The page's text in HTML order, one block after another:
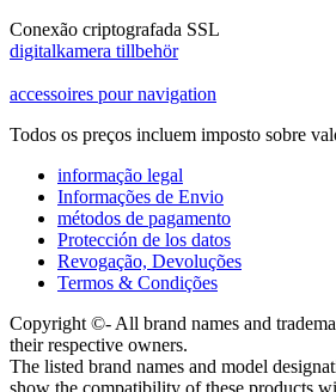
Conexão criptografada SSL
digitalkamera tillbehör
accessoires pour navigation
Todos os preços incluem imposto sobre
informação legal
Informações de Envio
métodos de pagamento
Protección de los datos
Revogação, Devoluções
Termos & Condições
Copyright ©- All brand names and
their respective owners.
The listed brand names and model
show the compatibility of these products